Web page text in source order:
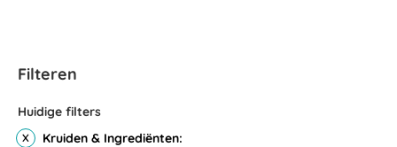
Filteren
Huidige filters
Kruiden & Ingrediënten